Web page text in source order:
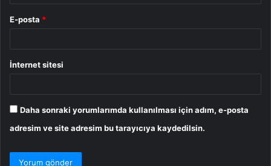
E-posta *
İnternet sitesi
Daha sonraki yorumlarımda kullanılması için adım, e-posta
adresim ve site adresim bu tarayıcıya kaydedilsin.